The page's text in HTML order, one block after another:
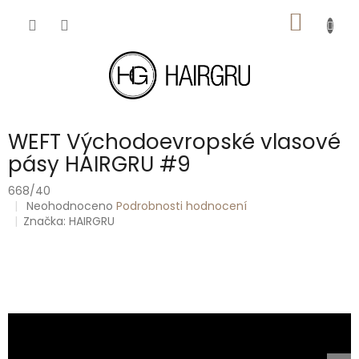
KOŠÍK
WEFT Východoevropské vlasové
pásy HAIRGRU #9
668/40
Průměrné
hodnocení
hvězdiček.
Neohodnoceno Podrobnosti hodnocení
Značka:HAIRGRU